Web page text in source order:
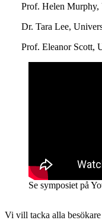
Prof. Helen
Dr. Tara Lee,
Prof. Eleanor Scott,
Se symposiet på
Vi vill tacka alla